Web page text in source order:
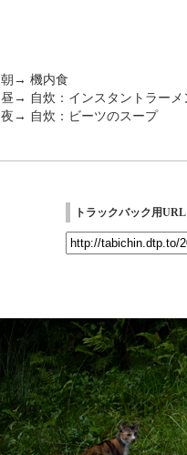
朝→ 機内食
昼→ 自炊：インスタントラーメ
夜→ 自炊：ビーツのスープ
トラックバック用URL